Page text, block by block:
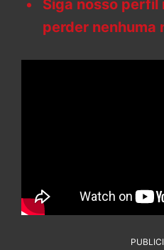
Siga nosso perfil
perder nenhuma